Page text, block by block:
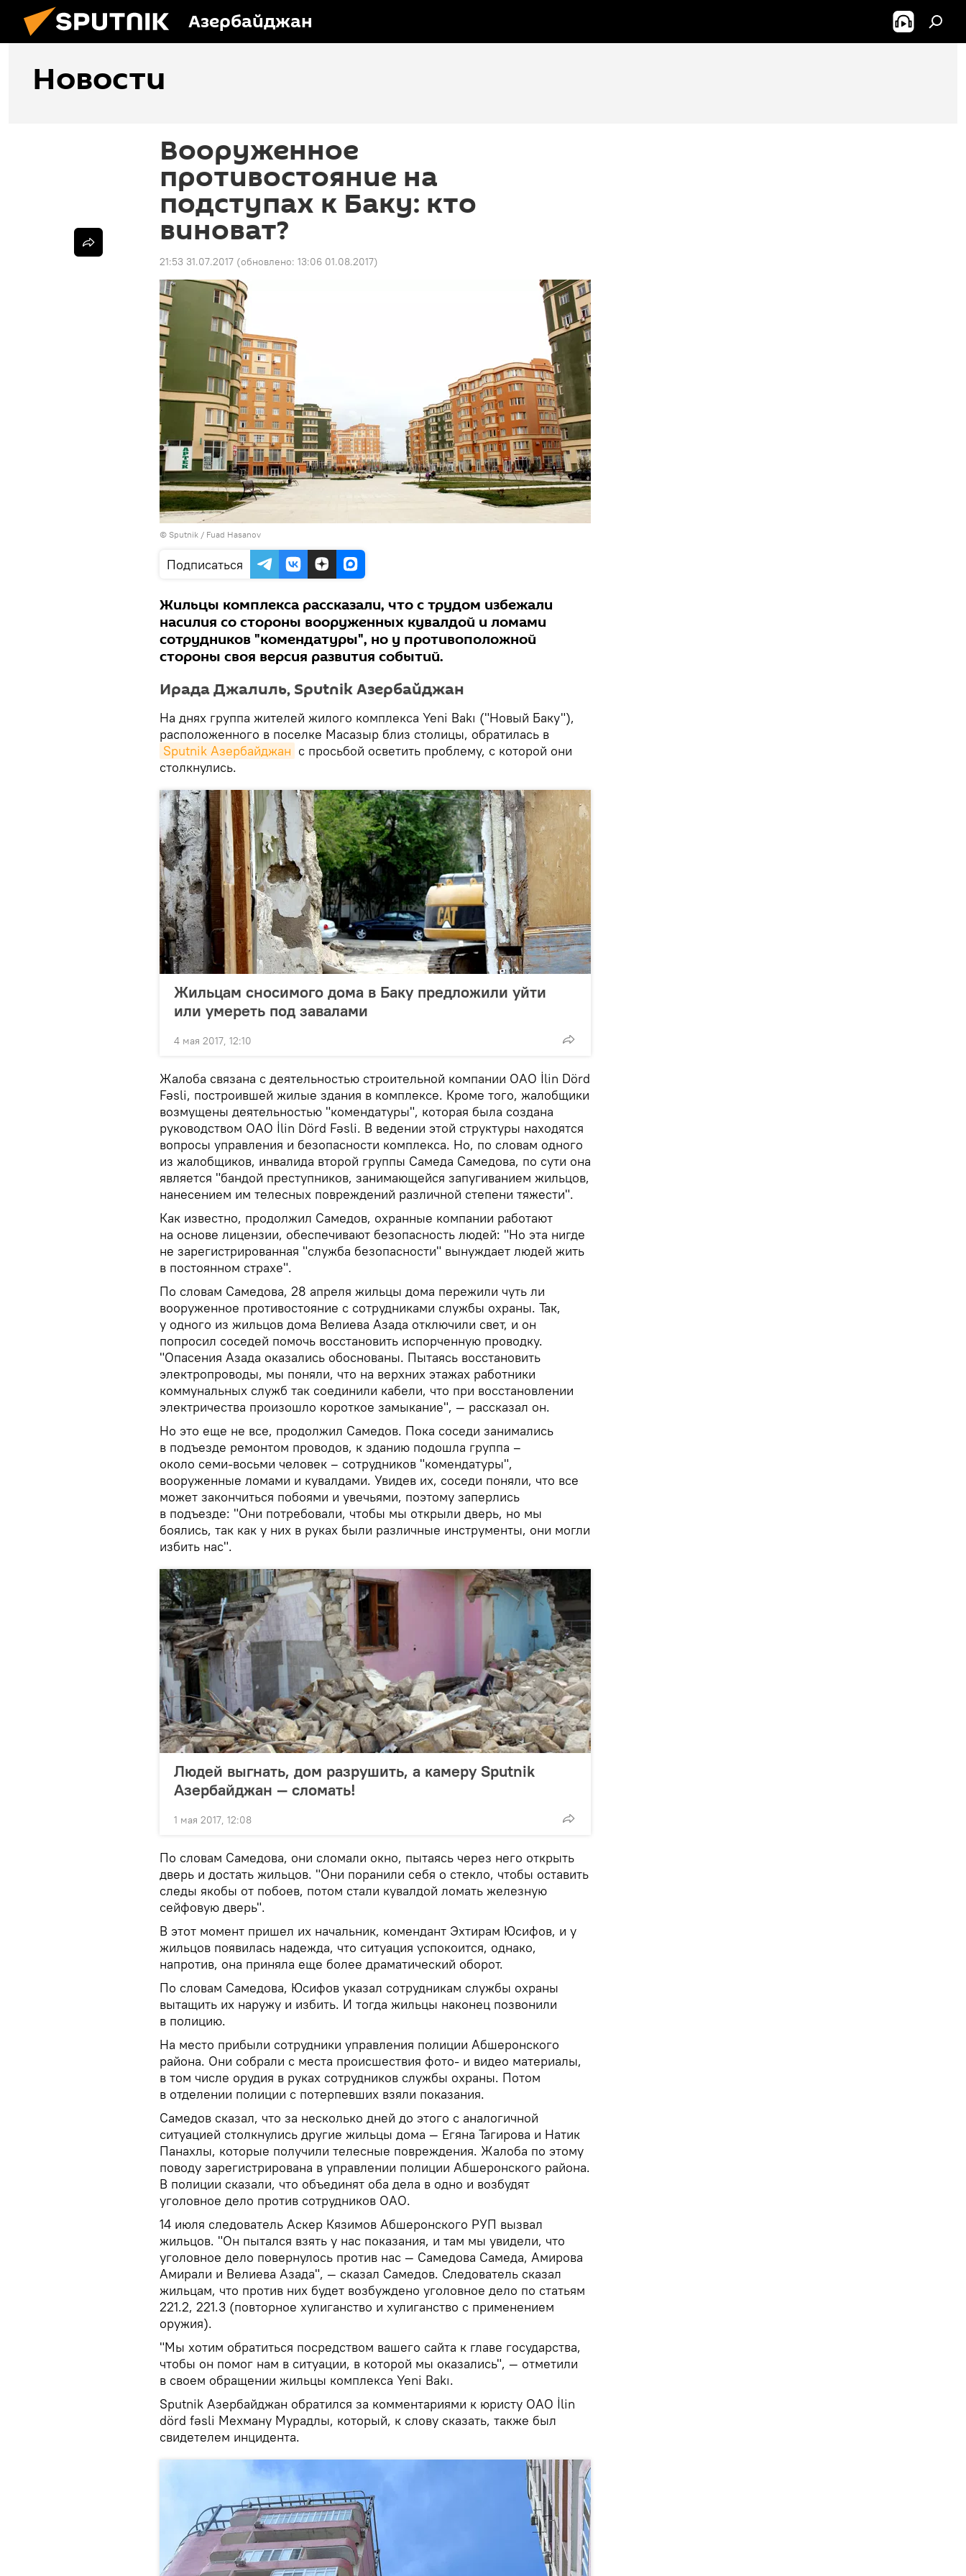
Азербайджан
Новости
Вооруженное
противостояние на
подступах к Баку: кто
виноват?
21:53 31.07.2017 (обновлено: 13:06 01.08.2017)
© Sputnik / Fuad Hasanov
Подписаться
Жильцы комплекса рассказали, что с трудом избежали
насилия со стороны вооруженных кувалдой и ломами
сотрудников "комендатуры", но у противоположной
стороны своя версия развития событий.
Ирада Джалиль, Sputnik Азербайджан
На днях группа жителей жилого комплекса Yeni Bakı ("Новый Баку"),
расположенного в поселке Масазыр близ столицы, обратилась в
Sputnik Азербайджан с просьбой осветить проблему, с которой они
столкнулись.
Жильцам сносимого дома в Баку предложили уйти
или умереть под завалами
4 мая 2017, 12:10
Жалоба связана с деятельностью строительной компании ОАО İlin Dörd
Fəsli, построившей жилые здания в комплексе. Кроме того, жалобщики
возмущены деятельностью "комендатуры", которая была создана
руководством ОАО İlin Dörd Fəsli. В ведении этой структуры находятся
вопросы управления и безопасности комплекса. Но, по словам одного
из жалобщиков, инвалида второй группы Самеда Самедова, по сути она
является "бандой преступников, занимающейся запугиванием жильцов,
нанесением им телесных повреждений различной степени тяжести".
Как известно, продолжил Самедов, охранные компании работают
на основе лицензии, обеспечивают безопасность людей: "Но эта нигде
не зарегистрированная "служба безопасности" вынуждает людей жить
в постоянном страхе".
По словам Самедова, 28 апреля жильцы дома пережили чуть ли
вооруженное противостояние с сотрудниками службы охраны. Так,
у одного из жильцов дома Велиева Азада отключили свет, и он
попросил соседей помочь восстановить испорченную проводку.
"Опасения Азада оказались обоснованы. Пытаясь восстановить
электропроводы, мы поняли, что на верхних этажах работники
коммунальных служб так соединили кабели, что при восстановлении
электричества произошло короткое замыкание", — рассказал он.
Но это еще не все, продолжил Самедов. Пока соседи занимались
в подъезде ремонтом проводов, к зданию подошла группа –
около семи-восьми человек – сотрудников "комендатуры",
вооруженные ломами и кувалдами. Увидев их, соседи поняли, что все
может закончиться побоями и увечьями, поэтому заперлись
в подъезде: "Они потребовали, чтобы мы открыли дверь, но мы
боялись, так как у них в руках были различные инструменты, они могли
избить нас".
Людей выгнать, дом разрушить, а камеру Sputnik
Азербайджан — сломать!
1 мая 2017, 12:08
По словам Самедова, они сломали окно, пытаясь через него открыть
дверь и достать жильцов. "Они поранили себя о стекло, чтобы оставить
следы якобы от побоев, потом стали кувалдой ломать железную
сейфовую дверь".
В этот момент пришел их начальник, комендант Эхтирам Юсифов, и у
жильцов появилась надежда, что ситуация успокоится, однако,
напротив, она приняла еще более драматический оборот.
По словам Самедова, Юсифов указал сотрудникам службы охраны
вытащить их наружу и избить. И тогда жильцы наконец позвонили
в полицию.
На место прибыли сотрудники управления полиции Абшеронского
района. Они собрали с места происшествия фото- и видео материалы,
в том числе орудия в руках сотрудников службы охраны. Потом
в отделении полиции с потерпевших взяли показания.
Самедов сказал, что за несколько дней до этого с аналогичной
ситуацией столкнулись другие жильцы дома — Егяна Тагирова и Натик
Панахлы, которые получили телесные повреждения. Жалоба по этому
поводу зарегистрирована в управлении полиции Абшеронского района.
В полиции сказали, что объединят оба дела в одно и возбудят
уголовное дело против сотрудников ОАО.
14 июля следователь Аскер Кязимов Абшеронского РУП вызвал
жильцов. "Он пытался взять у нас показания, и там мы увидели, что
уголовное дело повернулось против нас — Самедова Самеда, Амирова
Амирали и Велиева Азада", — сказал Самедов. Следователь сказал
жильцам, что против них будет возбуждено уголовное дело по статьям
221.2, 221.3 (повторное хулиганство и хулиганство с применением
оружия).
"Мы хотим обратиться посредством вашего сайта к главе государства,
чтобы он помог нам в ситуации, в которой мы оказались", — отметили
в своем обращении жильцы комплекса Yeni Bakı.
Sputnik Азербайджан обратился за комментариями к юристу ОАО İlin
dörd fəsli Мехману Мурадлы, который, к слову сказать, также был
свидетелем инцидента.